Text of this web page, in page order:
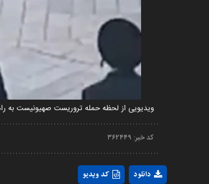
ویدیویی از لحظه حمله تروریست صهیونیست به
کد خبر: ۳۶۲۴۴۹
کد ویدیو دانلود